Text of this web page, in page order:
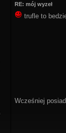
RE: mój wyzeł
trufle to
Wcześniej